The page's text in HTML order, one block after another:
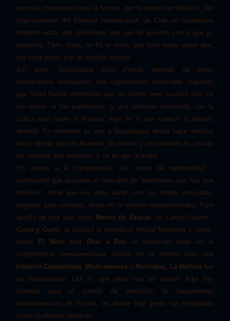
ser más interesante que la ficción, por lo menos en México-, los
organizadores del Festival Internacional de Cine en Gudalajara
tomaron estas dos decisiones que van de acuerdo con lo que yo
proponía. Pero, claro, no fui el único que tuvo estas ideas que,
por otras parte, son de sentido común.
Así pues, Guadalajara 2013 ofreció, además de estas
refrescantes novedades, una organización impecable -supongo
que habrá habido problemas que no vimos, pero sucedió eso: no
los vimos ni los padecimos- y una atención esmerada con la
crítica que cubre el festival, algo de lo que careció la edición
anterior. En resumen, yo voy a Guadalajara desde hace muchos
años -desde que era Muestra, de hecho- y esta edición es una de
las mejores que recuerdo, si no es que la mejor.
En cuanto a la competencia, las "áreas de oportunidad" -
eufemismo que esconde el concepto de "problemas que hay que
resolver"- tiene que ver, para variar, con las cintas mexicanas
elegidas para competir, ahora en la sección iberoamericana. Para
decirlo de una vez: tanto Besos de Azucar, de Carlos Cuarón -
Cursi y Cursi, la bautizó el periodista Héctor Mendieta y Vega-,
como
El Niño con Olor a Pez no merecían estar en la
competencia iberoamericana. Verlas en la misma lista que
Infancia Clandestina, Blancanieves o Nosilatiaj. La Bellezafue
un despropósito. Ora sí: qué pena con las visitas. Aquí hay
chamba para el comité de selección de largometraje
iberoamericano de ficción, en donde hay gente tan respetable
como Guillermo Vaidovits.